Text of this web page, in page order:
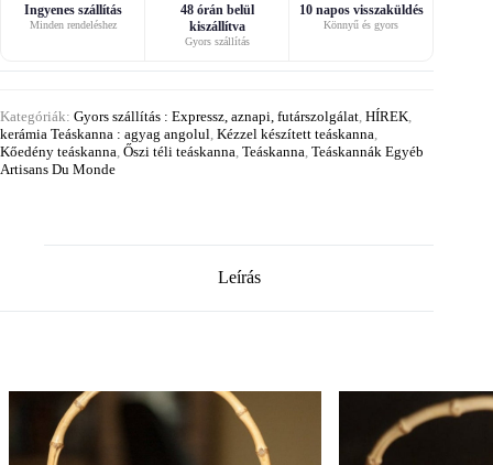
Ingyenes szállítás
Minden rendeléshez
48 órán belül
kiszállítva
Gyors szállítás
10 napos visszaküldés
Könnyű és gyors
Kategóriák: Gyors szállítás : Expressz, aznapi, futárszolgálat HÍREK
kerámia Teáskanna : agyag angolul Kézzel készített teáskanna
Kőedény teáskanna Őszi téli teáskanna Teáskanna Teáskannák Egyéb
Artisans Du Monde
Leírás